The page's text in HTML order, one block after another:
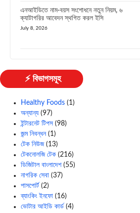
এনআইডিতে নাম-বয়স সংশোধনে নতুন নিয়ম, ৬
ক্যাটাগরির আবেদন স্থগিত করল ইসি
July 8, 2026
⚡ বিভাগসমূহ
Healthy Foods (1)
অন্যান্য (97)
ইন্টারনেট টিপস (98)
জন্ম নিবন্ধন(1)
টেক নিউজ(13)
টেকনোলজি টেক (216)
ডিজিটাল বাংলাদেশ(55)
নাগরিক সেবা (37)
পাসপোর্ট (2)
ব্যাংকিং ইনফো (16)
ভোটার আইডি কার্ড (4)